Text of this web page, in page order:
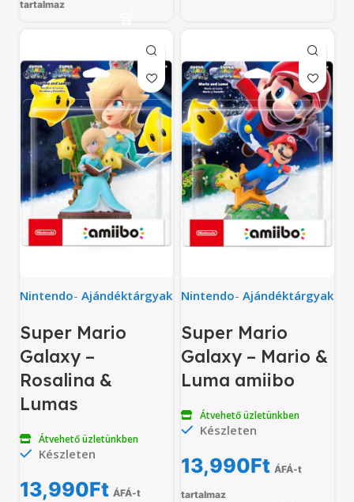
tartalmaz
Nintendo- Ajándéktárgyak
Super Mario
Galaxy –
Rosalina &
Lumas
Átvehető üzletünkben
Készleten
13,990Ft ÁFÁ-t
Nintendo- Ajándéktárgyak
Super Mario
Galaxy – Mario &
Luma amiibo
Átvehető üzletünkben
Készleten
13,990Ft ÁFÁ-t
tartalmaz